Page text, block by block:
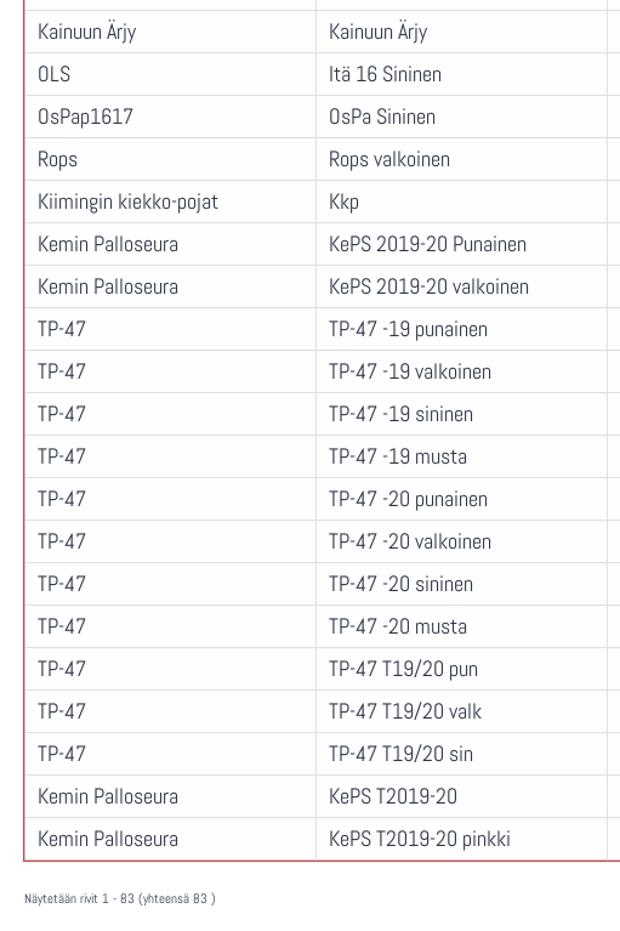
Kainuun Ärjy
Kainuun Ärjy
OLS
Itä 16 Sininen
OsPap1617
OsPa Sininen
Rops
Rops valkoinen
Kiimingin kiekko-pojat
Kkp
Kemin Palloseura
KePS 2019-20 Punainen
Kemin Palloseura
KePS 2019-20 valkoinen
TP-47
TP-47 -19 punainen
TP-47
TP-47 -19 valkoinen
TP-47
TP-47 -19 sininen
TP-47
TP-47 -19 musta
TP-47
TP-47 -20 punainen
TP-47
TP-47 -20 valkoinen
TP-47
TP-47 -20 sininen
TP-47
TP-47 -20 musta
TP-47
TP-47 T19/20 pun
TP-47
TP-47 T19/20 valk
TP-47
TP-47 T19/20 sin
Kemin Palloseura
KePS T2019-20
Kemin Palloseura
KePS T2019-20 pinkki
Näytetään rivit 1 - 83 (yhteensä 83 )